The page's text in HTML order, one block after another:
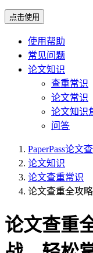
点击使用
使用帮助
常见问题
论文知识
查重常识
论文常识
论文知识
问答
PaperPass论文
论文知识
论文查重常识
论文查重全攻
论文查重